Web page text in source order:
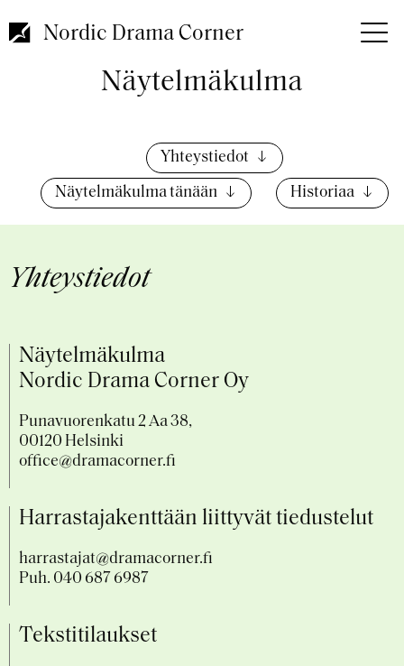
pääsisältöön
Nordic Drama Corner
Näytelmäkulma
Yhteystiedot
Näytelmäkulma tänään Historiaa
Yhteystiedot
Näytelmäkulma
Nordic Drama Corner Oy
Punavuorenkatu 2 Aa 38,
00120 Helsinki
office@dramacorner.fi
Harrastajakenttään liittyvät tiedustelut
harrastajat@dramacorner.fi
Puh. 040 687 6987
Tekstitilaukset